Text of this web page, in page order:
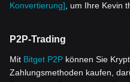
Konvertierung], um Ihre Kevin
P2P-Trading
Mit Bitget P2P können Sie
Zahlungsmethoden kaufen,